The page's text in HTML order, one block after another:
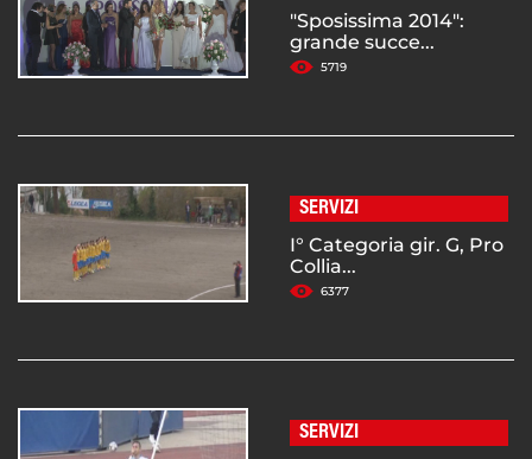
"Sposissima 2014":
grande succe...
5719
SERVIZI
I° Categoria gir. G, Pro
Collia...
6377
SERVIZI